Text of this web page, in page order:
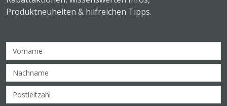
Produktneuheiten & hilfreichen Tipps.